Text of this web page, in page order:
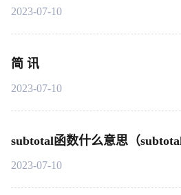
2023-07-10
简 讯
2023-07-10
subtotal函数什么意思（subtotal
2023-07-10